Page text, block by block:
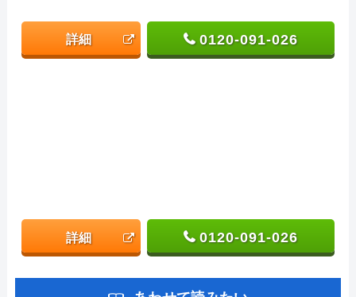
詳細 0120-091-026
詳細 0120-091-026